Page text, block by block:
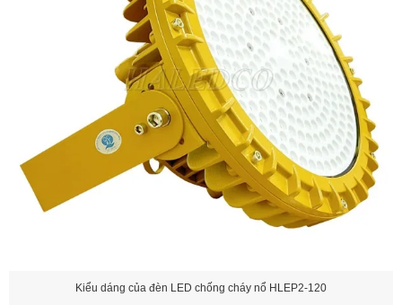
Kiểu dáng của đèn LED chống cháy nổ HLEP2-120